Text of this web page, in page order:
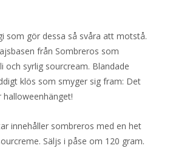
som gör dessa så svåra att motstå.
från Sombreros som
och syrlig sourcream. Blandade
klös som smyger sig fram: Det
innehåller sombreros med en het
Säljs i påse om 120 gram.